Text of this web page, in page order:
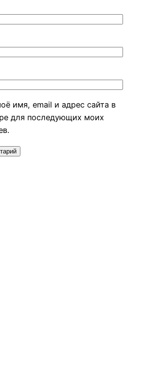
имя, email и адрес сайта в
для последующих моих